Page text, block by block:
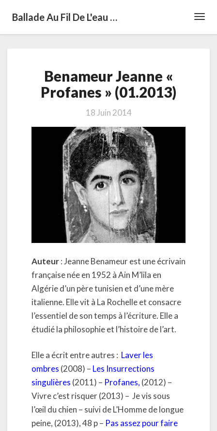
Ballade Au Fil De L'eau …
Jeanne
«
Profanes
(01.2013)
Benameur Jeanne «
Profanes » (01.2013)
18 Juin 2014
Auteur: Jeanne Benameur est une écrivain
française née en 1952 à Ain M’lila en
Algérie d’un père tunisien et d’une mère
italienne. Elle vit à La Rochelle et consacre
l’essentiel de son temps à l’écriture. Elle a
étudié la philosophie et l’histoire de l’art.
Elle a écrit entre autres : Laver les
ombres (2008) – Les Insurrections
singulières (2011) – Profanes, (2012) –
Vivre c’est risquer (2013) – Je vis sous
l’œil du chien – suivi de L’Homme de longue
peine, (2013), 48 p – Pas assez pour faire